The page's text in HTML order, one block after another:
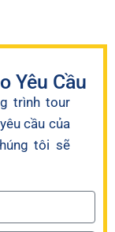
Yêu Cầu
trình tour
cầu của
tôi sẽ